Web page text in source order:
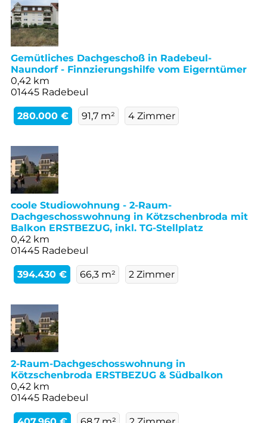
Gemütliches Dachgeschoß in Radebeul-
Naundorf - Finnzierungshilfe vom Eigerntümer
0,42 km
01445 Radebeul
280.000 € 91,7 m² 4 Zimmer
coole Studiowohnung - 2-Raum-
Dachgeschosswohnung in Kötzschenbroda mit
Balkon ERSTBEZUG, inkl. TG-Stellplatz
0,42 km
01445 Radebeul
394.430 € 66,3 m² 2 Zimmer
2-Raum-Dachgeschosswohnung in
Kötzschenbroda ERSTBEZUG & Südbalkon
0,42 km
01445 Radebeul